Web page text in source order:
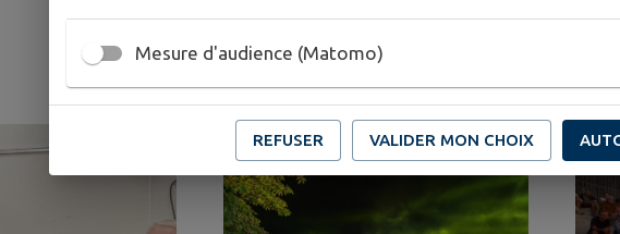
ACTUALITÉSDE MA
Mesure d'audience (Matomo)
REFUSER VALIDER MON CHOIX